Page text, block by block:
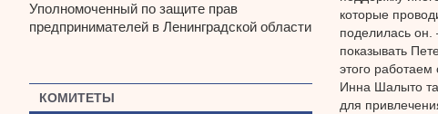
которые
поделилась он.
показывать
этого
Инна Шалыто
для
Уполномоченный по защите прав
предпринимателей в Ленинградской области
КОМИТЕТЫ